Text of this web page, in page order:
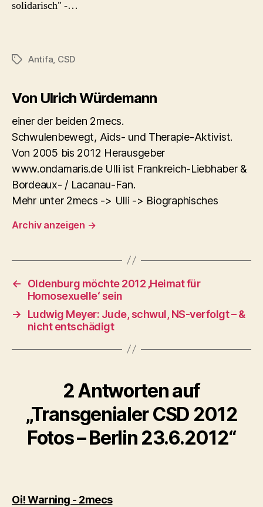
solidarisch" -…
Schlagwörter
Antifa CSD
Von Ulrich Würdemann
einer der beiden 2mecs.
Schwulenbewegt, Aids- und Therapie-Aktivist.
Von 2005 bis 2012 Herausgeber
www.ondamaris.de Ulli ist Frankreich-Liebhaber &
Bordeaux- / Lacanau-Fan.
Mehr unter 2mecs -> Ulli -> Biographisches
Archiv anzeigen →
←
Oldenburg möchte 2012 ‚Heimat für
Homosexuelle‘ sein
→
Ludwig Meyer: Jude, schwul, NS-verfolgt – &
nicht entschädigt
2 Antworten auf
„Transgenialer CSD 2012
Fotos – Berlin 23.6.2012“
Oi! Warning - 2mecssagt: